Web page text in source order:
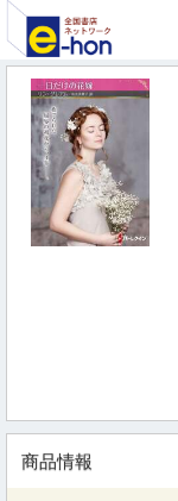
商品情報